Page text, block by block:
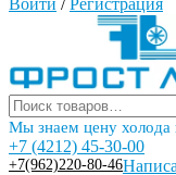
Войти / Регистрация
Мы знаем цену холода
+7 (4212) 45-30-00
+7(962)220-80-46